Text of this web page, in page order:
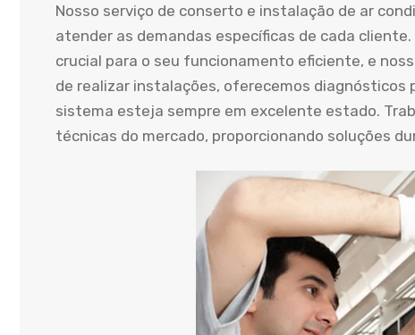
Nosso serviço de conserto e instalação de ar
atender as demandas específicas de cada
crucial para o seu funcionamento eficiente, e
de realizar instalações, oferecemos diagnósticos
sistema esteja sempre em excelente estado.
técnicas do mercado, proporcionando soluções